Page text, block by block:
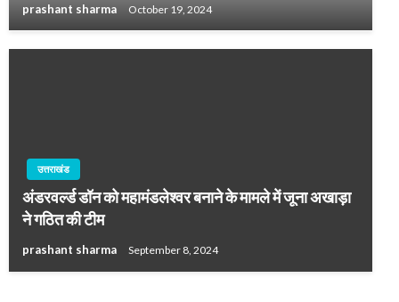
prashant sharma October 19, 2024
उत्तराखंड
अंडरवर्ल्ड डॉन को महामंडलेश्वर बनाने के मामले में जूना अखाड़ा
ने गठित की टीम
prashant sharma September 8, 2024